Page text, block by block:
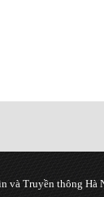
và Truyền thông Hà